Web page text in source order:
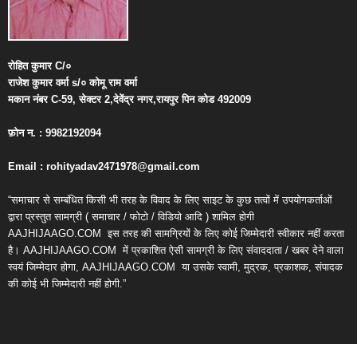
रोहित कुमारC/०
राजेश कुमार वर्माs/० कोमू राम वर्मा
मकान नंबरC-59,सेक्टर2,देवेंद्र नगर,रायपुर पिन कोड492009
फ़ोन न. : 9982192094
Email : rohityadav2471978@gmail.com
“समाचार से सम्बंधित किसी भी तरह के विवाद के लिए साइट के कुछ तत्वों में उपयोगकर्ताओं
द्वारा प्रस्तुत सामग्री ( समाचार / फोटो / विडियो आदि ) शामिल होगी
AAJHIJAAGO.COM इस तरह की सामग्रियों के लिए कोई जिम्मेदारी स्वीकार नहीं करता
है। AAJHIJAAGO.COM में प्रकाशित ऐसी सामग्री के लिए संवाददाता / खबर देने वाला
स्वयं जिम्मेदार होगा, AAJHIJAAGO.COM या उसके स्वामी, मुद्रक, प्रकाशक, संपादक
की कोई भी जिम्मेदारी नहीं होगी.”